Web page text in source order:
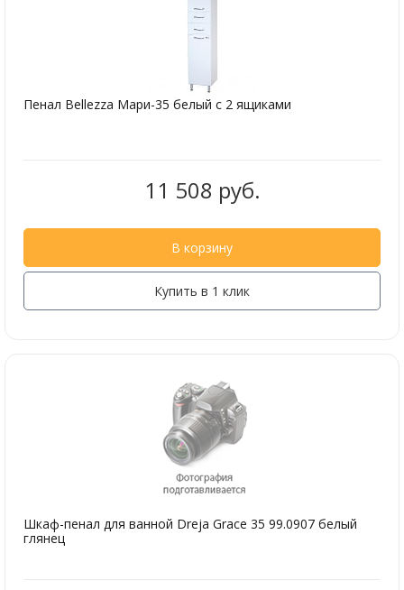
Пенал Bellezza Мари-35 белый с 2 ящиками
11 508 руб.
В корзину
Купить в 1 клик
Шкаф-пенал для ванной Dreja Grace 35 99.0907 белый
глянец